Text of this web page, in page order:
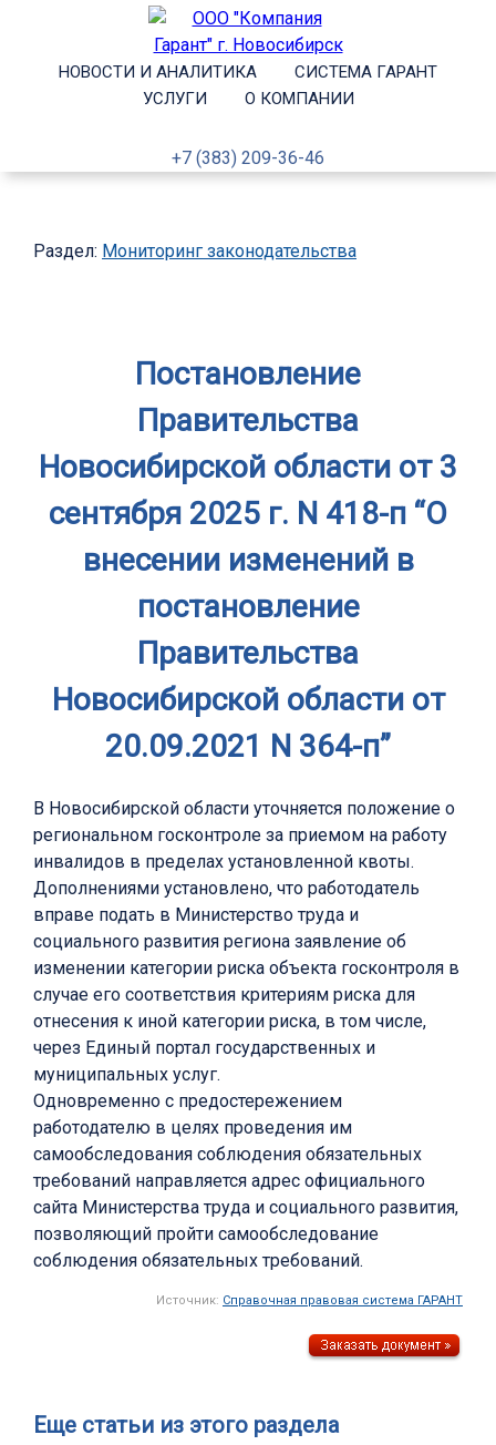
НОВОСТИ И АНАЛИТИКА
СИСТЕМА ГАРАНТ
УСЛУГИ
О КОМПАНИИ
+7 (383) 209-36-46
Раздел: Мониторинг законодательства
Постановление
Правительства
Новосибирской области от 3
сентября 2025 г. N 418-п “О
внесении изменений в
постановление
Правительства
Новосибирской области от
20.09.2021 N 364-п”
В Новосибирской области уточняется положение о
региональном госконтроле за приемом на работу
инвалидов в пределах установленной квоты.
Дополнениями установлено, что работодатель
вправе подать в Министерство труда и
социального развития региона заявление об
изменении категории риска объекта госконтроля в
случае его соответствия критериям риска для
отнесения к иной категории риска, в том числе,
через Единый портал государственных и
муниципальных услуг.
Одновременно с предостережением
работодателю в целях проведения им
самообследования соблюдения обязательных
требований направляется адрес официального
сайта Министерства труда и социального развития,
позволяющий пройти самообследование
соблюдения обязательных требований.
Источник: Справочная правовая система ГАРАНТ
Еще статьи из этого раздела